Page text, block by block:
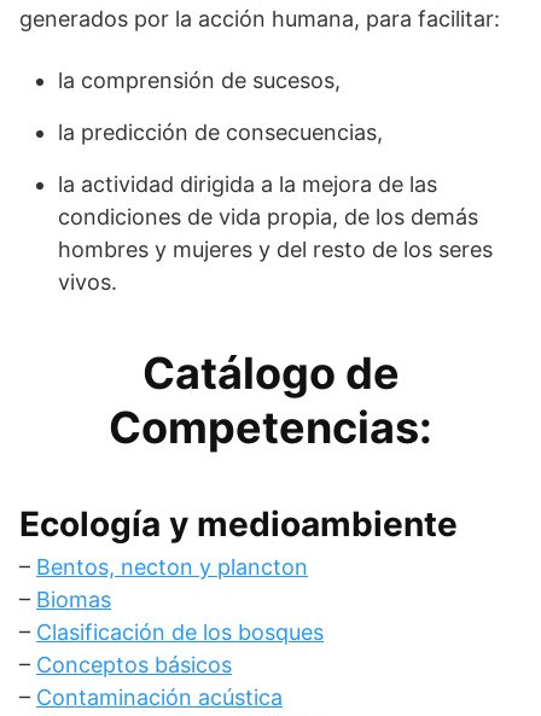
generados por la acción humana, para facilitar:
la comprensión de sucesos,
la predicción de consecuencias,
la actividad dirigida a la mejora de las
condiciones de vida propia, de los demás
hombres y mujeres y del resto de los seres
vivos.
Catálogo de
Competencias:
Ecología y medioambiente
– Bentos, necton y plancton
– Biomas
– Clasificación de los bosques
– Conceptos básicos
– Contaminación acústica